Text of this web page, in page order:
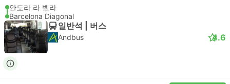
안도라 라 벨라
Barcelona Diagonal
일반석 | 버스
Andbus 4.6